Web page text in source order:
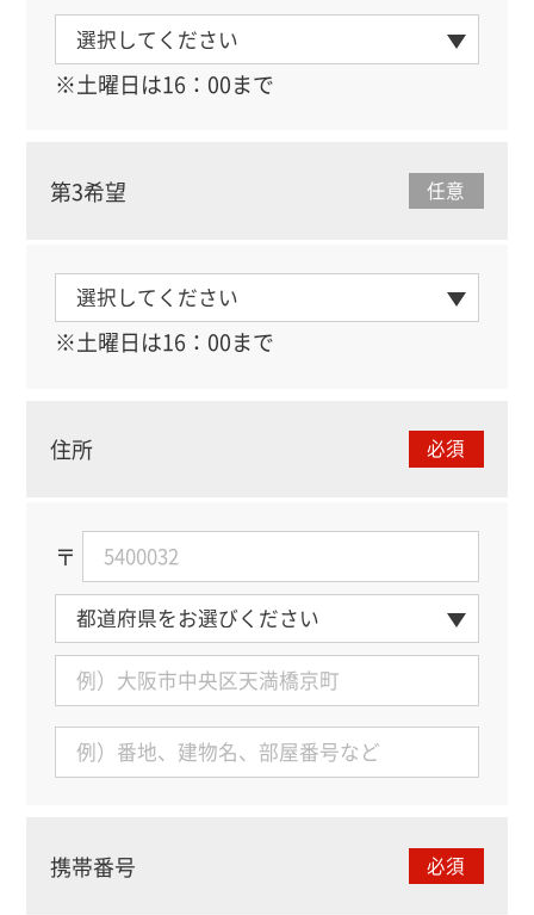
※土曜日は16：00まで
第3希望 任意
※土曜日は16：00まで
住所 必須
〒
携帯番号 必須